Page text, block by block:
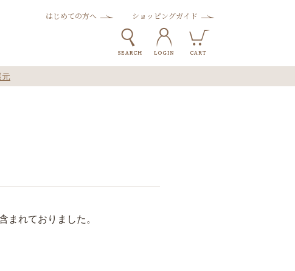
はじめての方へ ショッピングガイド
元
まれておりました。